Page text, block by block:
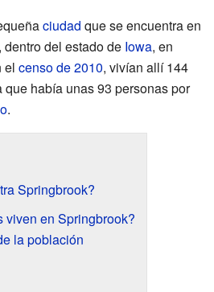
ciudad que se encuentra en
, dentro del estado de Iowa, en
el censo de 2010, vivían allí 144
había unas 93 personas por
.
Springbrook?
viven en Springbrook?
la población